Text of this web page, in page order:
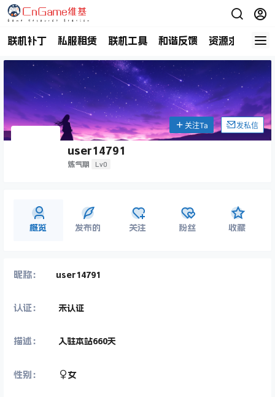
联机补丁 私服租赁 联机工具 和谐反馈 资源求助 商
user14791
炼气期 Lv0
关注Ta 发私信
概览 发布的 关注 粉丝 收藏
昵称： user14791
认证： 未认证
描述： 入驻本站660天
性别： 女